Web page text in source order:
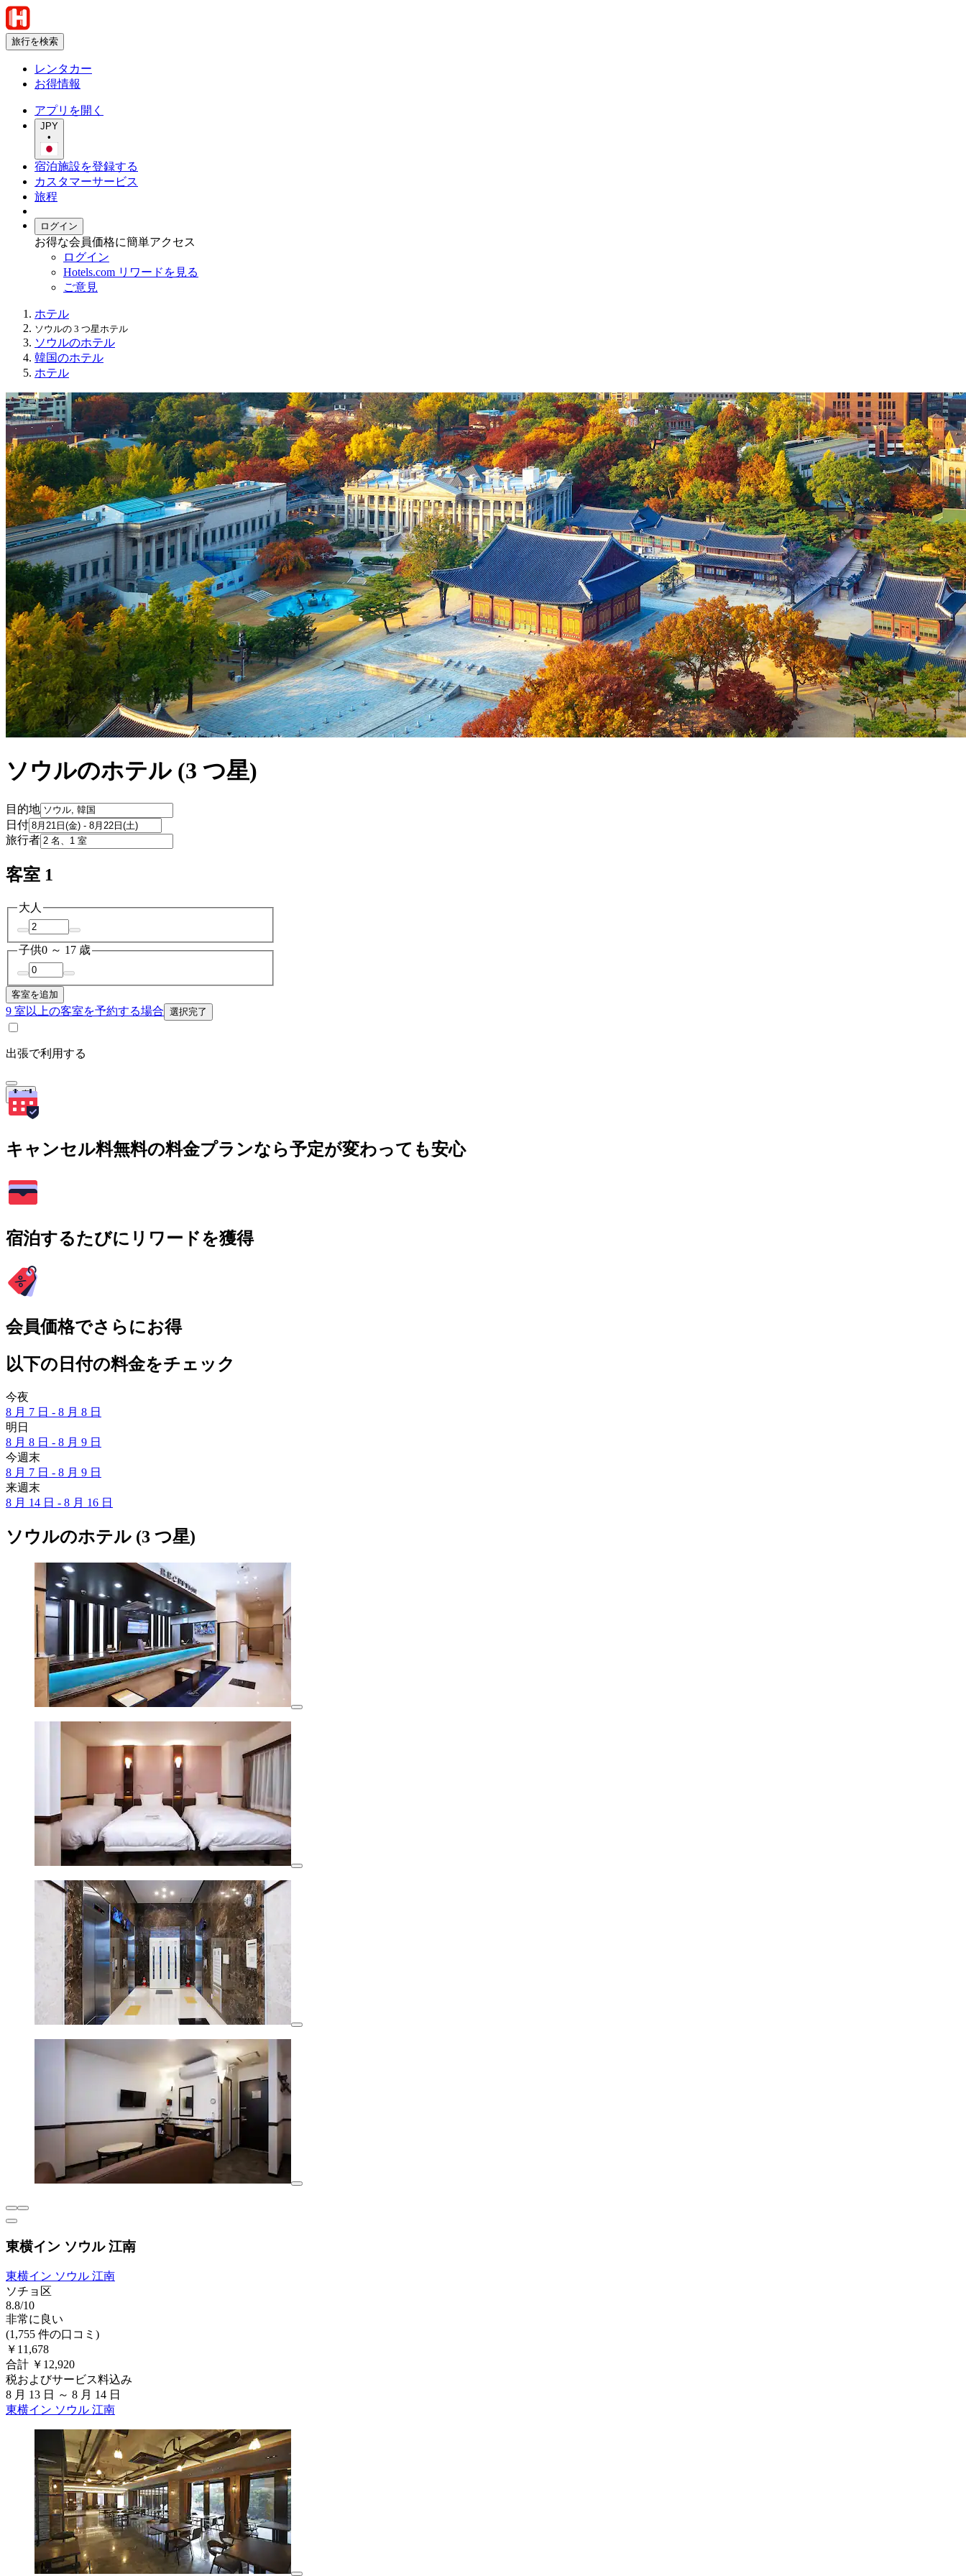
旅行を検索
レンタカー
お得情報
アプリを開く
JPY
•
宿泊施設を登録する
カスタマーサービス
旅程
ログイン
お得な会員価格に簡単アクセス
ログイン
Hotels.com リワードを見る
ご意見
ホテル
ソウルの 3 つ星ホテル
ソウルのホテル
韓国のホテル
ホテル
ソウルのホテル (3 つ星)
目的地
日付
旅行者
客室 1
大人
子供0 ～ 17 歳
客室を追加
9 室以上の客室を予約する場合 選択完了
出張で利用する
検索
キャンセル料無料の料金プランなら予定が変わっても安心
宿泊するたびにリワードを獲得
会員価格でさらにお得
以下の日付の料金をチェック
今夜
8 月 7 日 - 8 月 8 日
明日
8 月 8 日 - 8 月 9 日
今週末
8 月 7 日 - 8 月 9 日
来週末
8 月 14 日 - 8 月 16 日
ソウルのホテル (3 つ星)
東横イン ソウル 江南
東横イン ソウル 江南
ソチョ区
8.8/10
非常に良い
(1,755 件の口コミ)
￥11,678
合計 ￥12,920
税およびサービス料込み
8 月 13 日 ～ 8 月 14 日
東横イン ソウル 江南